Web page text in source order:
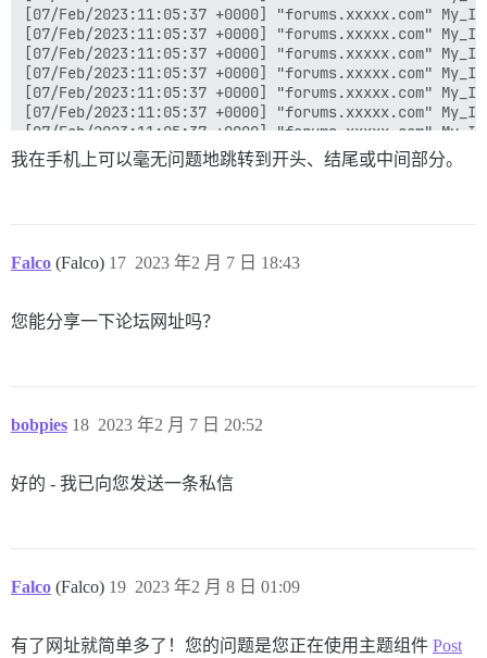
我在手机上可以毫无问题地跳转到开头、结尾或中间部分。
Falco (Falco) 2023 年2 月 7 日 18:43
17
您能分享一下论坛网址吗？
bobpies 2023 年2 月 7 日 20:52
18
好的 - 我已向您发送一条私信
Falco (Falco) 2023 年2 月 8 日 01:09
19
有了网址就简单多了！您的问题是您正在使用主题组件 Post